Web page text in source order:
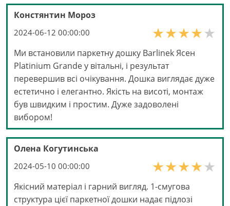
Констянтин Мороз
2024-06-12 00:00:00
Ми встановили паркетну дошку Barlinek Ясен
Platinium Grande у вітальні, і результат
перевершив всі очікування. Дошка виглядає дуже
естетично і елегантно. Якість на висоті, монтаж
був швидким і простим. Дуже задоволені
вибором!
Олена Когутинська
2024-05-10 00:00:00
Якісний матеріал і гарний вигляд. 1-смугова
структура цієї паркетної дошки надає підлозі